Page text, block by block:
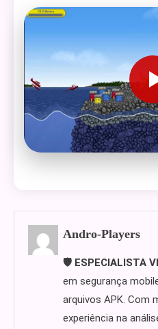
Andro-Players
🛡️ ESPECIALISTA
em segurança
arquivos APK. Com
experiência na